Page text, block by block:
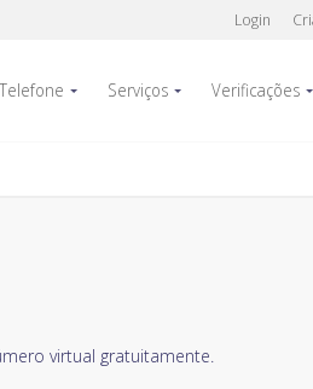
Login
Serviços Verificações
virtual gratuitamente.